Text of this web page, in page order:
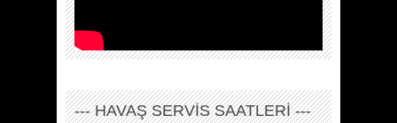
--- HAVAŞ SERVİS SAATLERİ ---